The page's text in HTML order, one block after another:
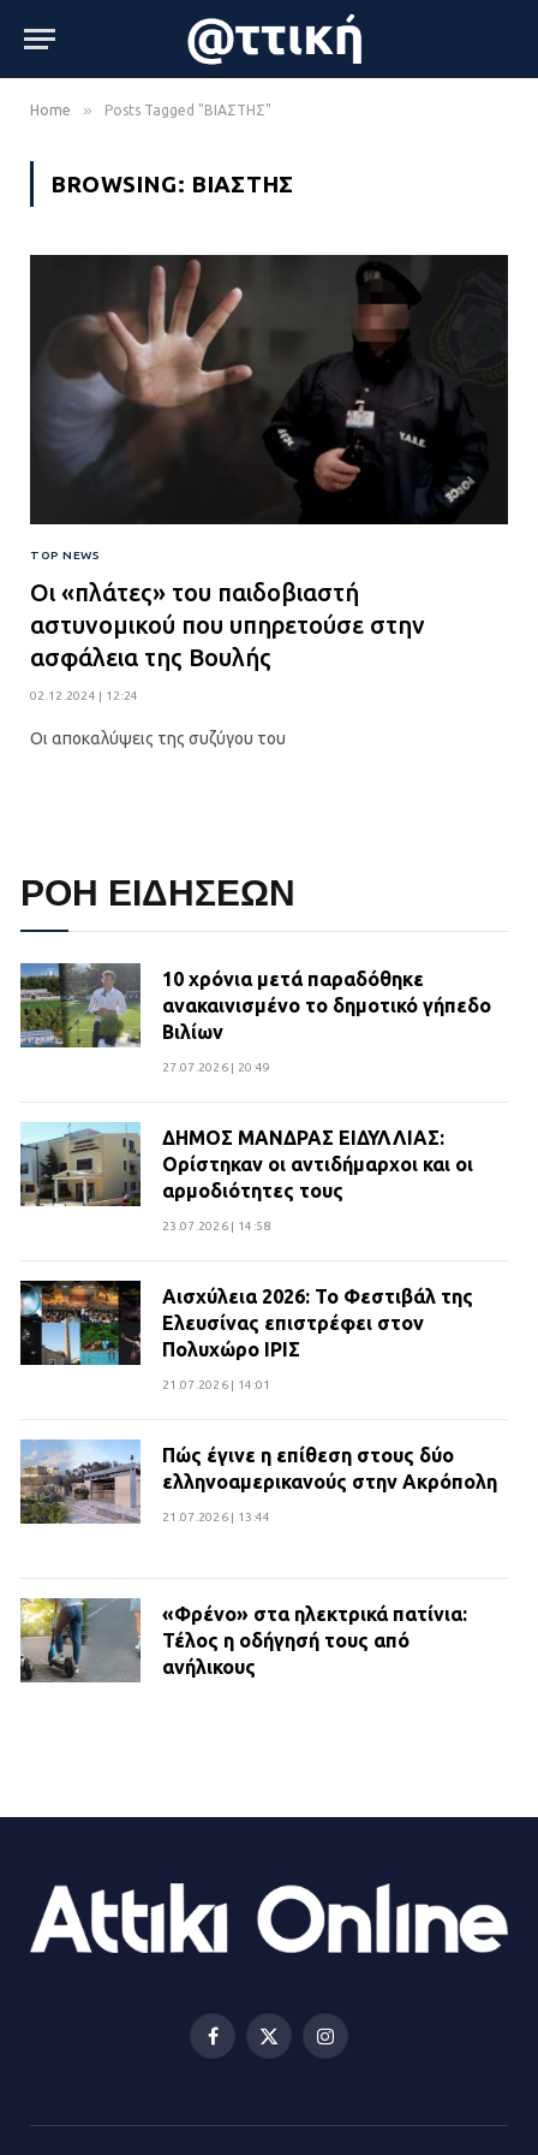
Home » Posts Tagged "ΒΙΑΣΤΗΣ"
BROWSING: ΒΙΑΣΤΗΣ
TOP NEWS
Οι «πλάτες» του παιδοβιαστή
αστυνομικού που υπηρετούσε στην
ασφάλεια της Βουλής
02.12.2024 | 12:24
Οι αποκαλύψεις της συζύγου του
ΡΟΗ ΕΙΔΗΣΕΩΝ
10 χρόνια μετά παραδόθηκε
ανακαινισμένο το δημοτικό γήπεδο
Βιλίων
27.07.2026 | 20:49
ΔΗΜΟΣ ΜΑΝΔΡΑΣ ΕΙΔΥΛΛΙΑΣ:
Ορίστηκαν οι αντιδήμαρχοι και οι
αρμοδιότητες τους
23.07.2026 | 14:58
Αισχύλεια 2026: Το Φεστιβάλ της
Ελευσίνας επιστρέφει στον
Πολυχώρο ΙΡΙΣ
21.07.2026 | 14:01
Πώς έγινε η επίθεση στους δύο
ελληνοαμερικανούς στην Ακρόπολη
21.07.2026 | 13:44
«Φρένο» στα ηλεκτρικά πατίνια:
Τέλος η οδήγησή τους από
ανήλικους
Βριλήσσια: Αυτοκίνητο έσπασε
τζαμαρία και μπήκε μέσα σε μαγαζί
Facebook
X
Instagram